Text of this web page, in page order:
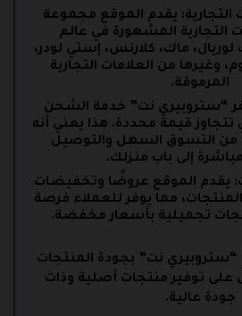
التجارية: يقدم الموقع مجموعة
التجارية المشهورة في عالم
ماك، كلارنس، إستي لودر،
وغيرها من العلامات التجارية
المرموقة.
“ستروبيري نت” خدمة الشحن
تتجاوز قيمة محددة. هذا يعني أنه
من التسوق السهل والتوصيل
إلى باب منزلك.
الموقع عروضًا وتخفيضات
مما يوفر للعملاء فرصة
تجميلية بأسعار مخفضة.
نت” بجودة المنتجات
على توفير منتجات أصلية وذات
جودة عالية.